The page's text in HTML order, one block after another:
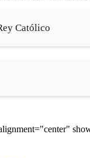
Católico